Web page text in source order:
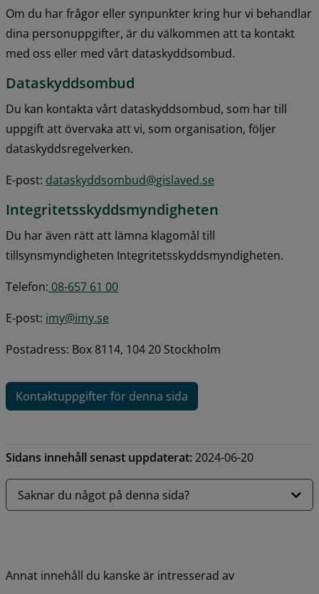
Om du har frågor eller synpunkter kring hur vi behandlar
dina personuppgifter, är du välkommen att ta kontakt
med oss eller med vårt dataskyddsombud.
Dataskyddsombud
Du kan kontakta vårt dataskyddsombud, som har till
uppgift att övervaka att vi, som organisation, följer
dataskyddsregelverken.
E-post: dataskyddsombud@gislaved.se
Integritetsskyddsmyndigheten
Du har även rätt att lämna klagomål till
tillsynsmyndigheten Integritetsskyddsmyndigheten.
Telefon: 08-657 61 00
E-post: imy@imy.se
Postadress: Box 8114, 104 20 Stockholm
Kontaktuppgifter för denna sida
Sidans innehåll senast uppdaterat:2024-06-20
Saknar du något på denna sida?
Annat innehåll du kanske är intresserad av